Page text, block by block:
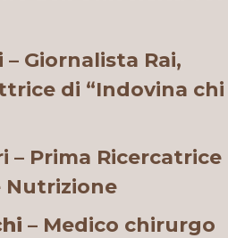
– Giornalista Rai,
di “Indovina chi
– Prima Ricercatrice
Nutrizione
– Medico chirurgo